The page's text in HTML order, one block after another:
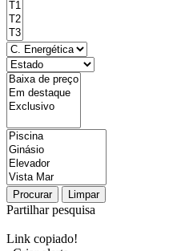
Procurar Limpar
Partilhar pesquisa
Link copiado!